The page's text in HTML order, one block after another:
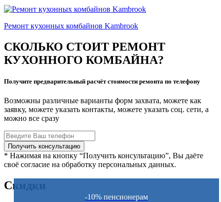
Ремонт кухонных комбайнов Kambrook
СКОЛЬКО СТОИТ РЕМОНТ
КУХОННОГО КОМБАЙНА?
Получите предварительный расчёт стоимости ремонта по телефону
Возможны различные варианты форм захвата, можете как
заявку, можете указать контакты, можете указать соц. сети, а
можно все сразу
* Нажимая на кнопку “Получить консультацию”, Вы даёте
своё согласие на обработку персональных данных.
Скидки
-10% пенсионерам